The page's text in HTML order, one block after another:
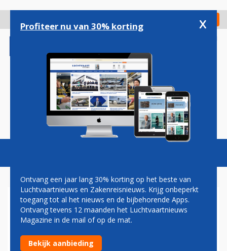
gaan
Check in
Magazine Podcasts Vacatures
LUFTHANSA GROUP VLIEGT
'YES TO EUROPE'-
VLIEGTUIGEN NAAR BRUSSEL
Profiteer nu van 30% korting x
Ontvang een jaar lang 30% korting op het beste van
Luchtvaartnieuws en Zakenreisnieuws. Krijg onbeperkt
toegang tot al het nieuws en de bijbehorende Apps.
Ontvang tevens 12 maanden het Luchtvaartnieuws
Magazine in de mail of op de mat.
Bekijk aanbieding